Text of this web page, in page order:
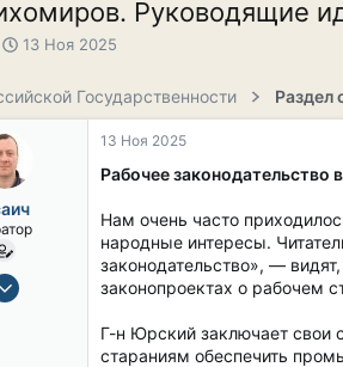
Руководящие
Д
а
л
а
13 Ноя 2025
Государственности
Сен 2019
13 Ноя 2025
Рабочее законодательство
Нам очень часто
народные интересы.
законодательство», —
законопроектах о рабочем
Г-н Юрский заключает свои
стараниям обеспечить